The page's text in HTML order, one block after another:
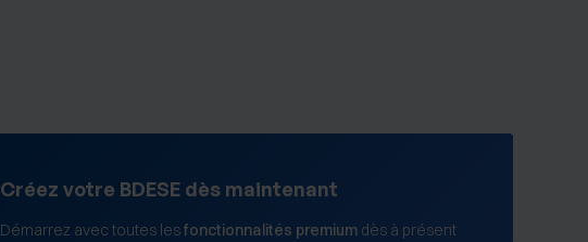
Créez votre BDESE dès maintenant
Démarrez avec toutes lesfonctionnalités premium dès à présent